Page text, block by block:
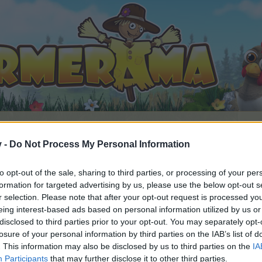
- Do Not Process My Personal Information
opt-out of the sale, sharing to third parties, or processing of your
for targeted advertising by us, please use the below opt-out
selection. Please note that after your opt-out request is processed
interest-based ads based on personal information utilized by us
to third parties prior to your opt-out. You may separately
of your personal information by third parties on the IAB’s list of
This information may also be disclosed by us to third parties on the
Participants that may further disclose it to other third parties.
i diskussioner eller ønsker at starte dine egne tråde,